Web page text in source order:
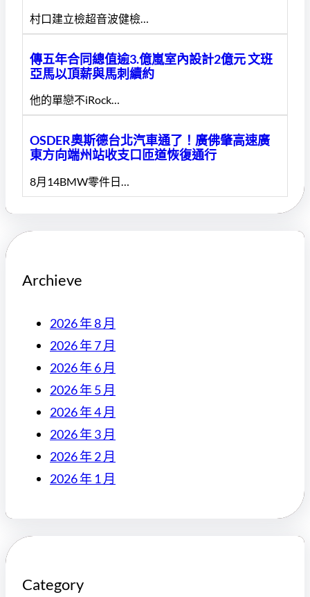
村口建立檢超音波健檢…
傳五年合同總值逾3.億嵐室內設計2億元 文班
亞馬以頂薪與馬刺續約
他的單戀不iRock…
OSDER奧斯德台北汽車通了！廣佛肇高速廣
東方向端州站收支口匝道恢復通行
8月14BMW零件日…
Archieve
2026 年 8 月
2026 年 7 月
2026 年 6 月
2026 年 5 月
2026 年 4 月
2026 年 3 月
2026 年 2 月
2026 年 1 月
Category